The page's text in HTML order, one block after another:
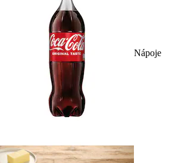
Nápoje